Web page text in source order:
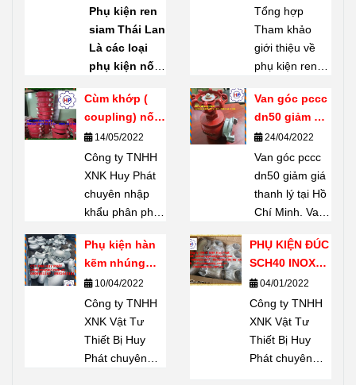
Phụ kiện ren
siam Thái Lan
Là các loại
phụ kiện nối
(threaded
fittings) do
thương hiệu
SIAMsản
xuất – một
thương hiệu
nổi tiếng của
Chuyên dùng
đểkết nối,
phân nhánh,
đổi hướng,
chuyển cỡ
đường ống
mà không cần
phụ kiện ren
mạ kẽm
Shanxi Haili
Trung Quốc
Tổng hợp
Tham khảo
giới thiệu về
phụ kiện ren
Shanxi Haili
Trung Quốc.
Phụ kiện ren
mạ kẽm
Shanxi Haili là
dòng phụ kiện
được nhiều
chọn. Không
chỉ có khả
năng chịu lực
tốt, chúng còn
bền, ít han gỉ
và có giá cả thì
phải chăng đã
Cùm khớp (
coupling) nối
rãnh giá tốt
14/05/2022
Công ty TNHH
XNK Huy Phát
chuyên nhập
khẩu phân phối
coupling) nối
rãnh giá tốt tại
thị trường Hồ
Chí Minh Hãy
Liên hệ 24/7 Mr
Dũng
0909651167
Van góc pccc
dn50 giảm giá
thanh lý tại
Hồ Chí Minh
24/04/2022
Van góc pccc
dn50 giảm giá
thanh lý tại Hồ
Chí Minh. Van
có khả năng
chịu lực lớn, độ
bền cao, thiết
bị không thể
thiếu được
trong công tác
PCCC: Tiêu
Phụ kiện hàn
kẽm nhúng
SCH20
10/04/2022
Công ty TNHH
XNK Vật Tư
Thiết Bị Huy
Phát chuyên
PHỤ KIỆN ĐÚC
SCH40 INOX
304
04/01/2022
Công ty TNHH
XNK Vật Tư
Thiết Bị Huy
Phát chuyên